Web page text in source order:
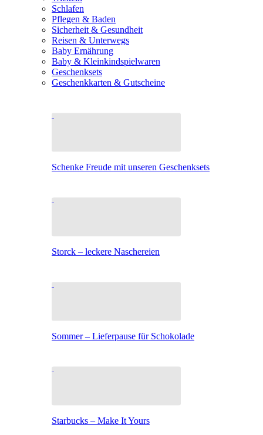
Schlafen
Pflegen & Baden
Sicherheit & Gesundheit
Reisen & Unterwegs
Baby Ernährung
Baby & Kleinkindspielwaren
Geschenksets
Geschenkkarten & Gutscheine
Schenke Freude mit unseren Geschenksets
Storck – leckere Naschereien
Sommer – Lieferpause für Schokolade
Starbucks – Make It Yours